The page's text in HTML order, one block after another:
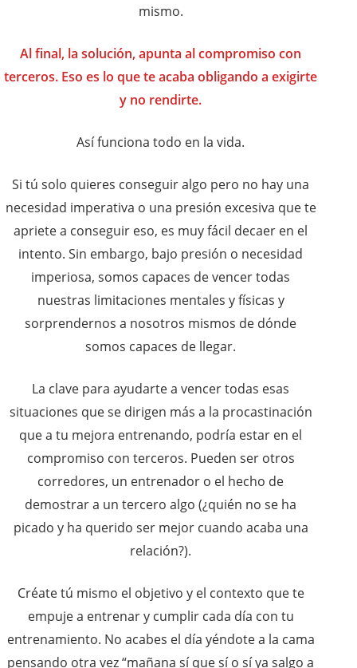
mismo.
Al final, la solución, apunta al compromiso con
terceros. Eso es lo que te acaba obligando a exigirte
y no rendirte.
Así funciona todo en la vida.
Si tú solo quieres conseguir algo pero no hay una
necesidad imperativa o una presión excesiva que te
apriete a conseguir eso, es muy fácil decaer en el
intento. Sin embargo, bajo presión o necesidad
imperiosa, somos capaces de vencer todas
nuestras limitaciones mentales y físicas y
sorprendernos a nosotros mismos de dónde
somos capaces de llegar.
La clave para ayudarte a vencer todas esas
situaciones que se dirigen más a la procastinación
que a tu mejora entrenando, podría estar en el
compromiso con terceros. Pueden ser otros
corredores, un entrenador o el hecho de
demostrar a un tercero algo (¿quién no se ha
picado y ha querido ser mejor cuando acaba una
relación?).
Créate tú mismo el objetivo y el contexto que te
empuje a entrenar y cumplir cada día con tu
entrenamiento. No acabes el día yéndote a la cama
pensando otra vez “mañana sí que sí o sí ya salgo a